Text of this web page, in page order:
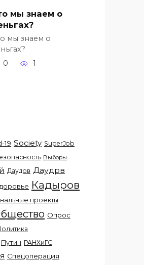
мы знаем о
мы знаем о
0
1
19 Society SuperJob
Выборы
Даудов Даудрв
Кадыров
проекты
Опрос
Путин РАНХиГС
Спецоперация